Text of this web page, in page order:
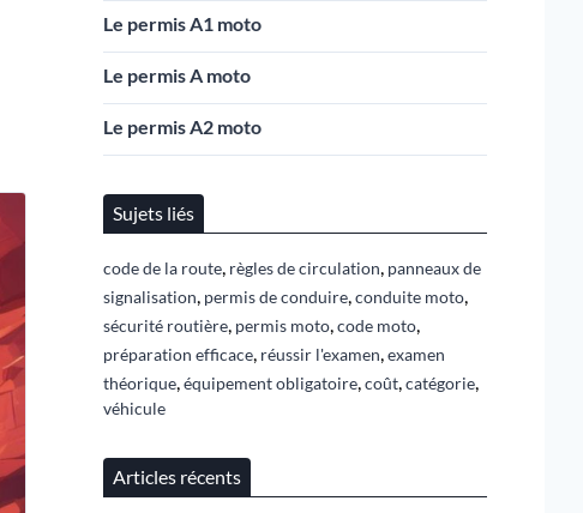
Le permis A1 moto
Le permis A moto
Le permis A2 moto
Sujets liés
code de la route, règles de circulation, panneaux de
signalisation, permis de conduire,conduite moto,
sécurité routière, permis moto,code moto,
préparation efficace, réussir l'examen,examen
théorique,équipement obligatoire,coût,catégorie,
véhicule
Articles récents